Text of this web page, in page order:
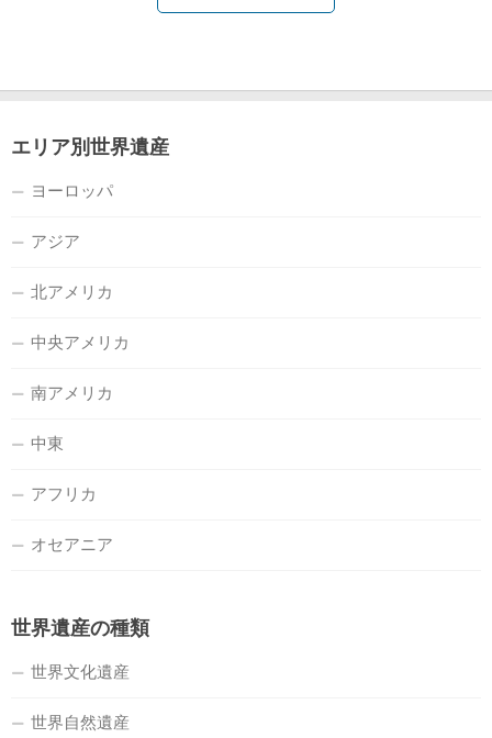
エリア別世界遺産
ヨーロッパ
アジア
北アメリカ
中央アメリカ
南アメリカ
中東
アフリカ
オセアニア
世界遺産の種類
世界文化遺産
世界自然遺産